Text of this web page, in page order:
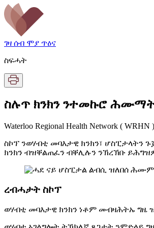
ገዛ ሰብ ሞያ ጥዕና
ስፍሓት
ስሉጥ ክንክን ንተመኩሮ
Waterloo Regional Health Network (
ስኮፕ ንወሃብቲ መባእታዊ ክንክን፣
ክንክን ብዝቐልጠፈን ብቐሊሉን ንኽረኽቡ
ረብሓታት ስኮፕ
ወሃብቲ መባእታዊ ክንክን ነቶም መብዛሕትኡ